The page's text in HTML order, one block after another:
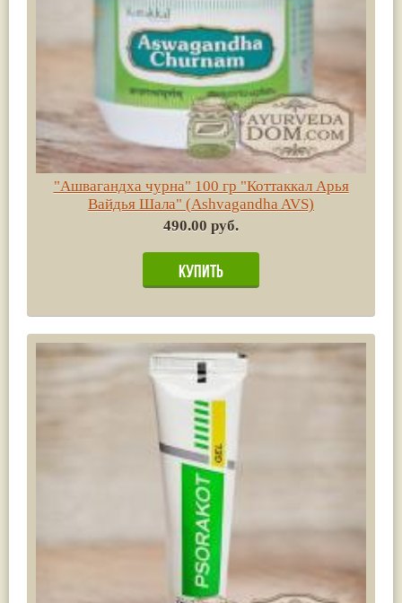
"Ашвагандха чурна" 100 гр "Коттаккал Арья
Вайдья Шала" (Ashvagandha AVS)
490.00 руб.